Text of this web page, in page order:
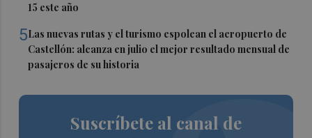
15 este año
5Las nuevas rutas y el turismo espolean el aeropuerto de
Castellón: alcanza en julio el mejor resultado mensual de
pasajeros de su historia
Suscríbete al canal de